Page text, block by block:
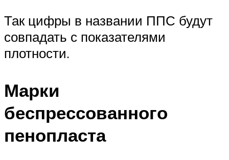
Так цифры в названии ППС будут
совпадать с показателями
плотности.
Марки
беспрессованного
пенопласта